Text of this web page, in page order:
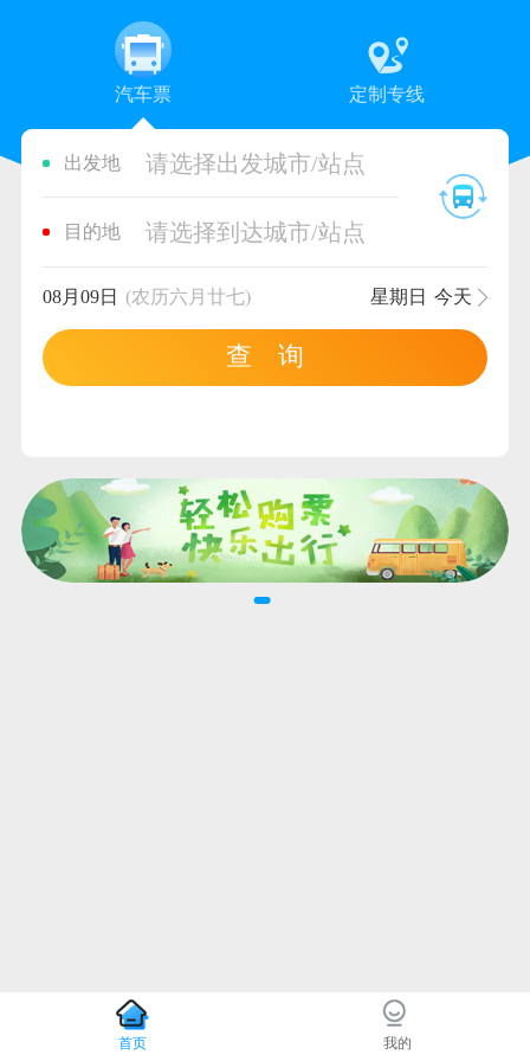
汽车票 定制专线
出发地 请选择出发城市/站点
目的地 请选择到达城市/站点
08月09日 (农历六月廿七) 星期日 今天
查 询
首页 我的